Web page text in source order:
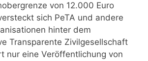
von 12.000 Euro
sich PeTA und andere
hinter dem
Transparente Zivilgesellschaft
nur eine Veröffentlichung von